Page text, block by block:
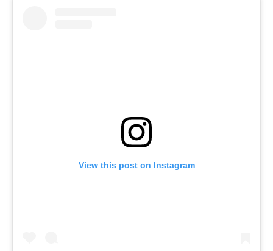
View this post on Instagram